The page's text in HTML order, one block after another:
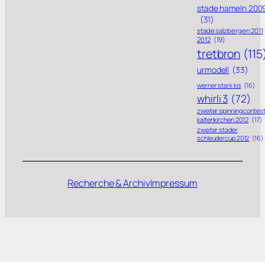
stade hameln
(31)
stade salzbergen 2011
2012 (19)
tretbron
urmodell (33)
werner stark kis (16)
whirli 3 (72)
zweiter spinning contest
kaltenkirchen 2012 (17)
zweiter stader
schleudercup 2012 (16)
Recherche & ArchivImpressum